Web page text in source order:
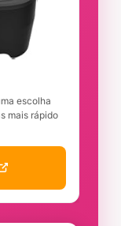
escolha
mais rápido